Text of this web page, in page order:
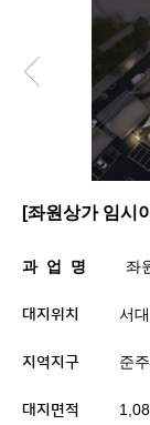
[좌원상가 임시
과 업 명 좌
대지위치 서
지역지구 준
대지면적